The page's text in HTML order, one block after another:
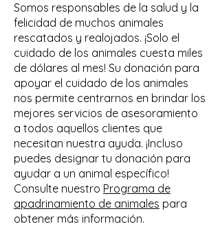
Somos responsables de la salud y la
felicidad de muchos animales
rescatados y realojados. ¡Solo el
cuidado de los animales cuesta miles
de dólares al mes! Su donación para
apoyar el cuidado de los animales
nos permite centrarnos en brindar los
mejores servicios de asesoramiento
a todos aquellos clientes que
necesitan nuestra ayuda. ¡Incluso
puedes designar tu donación para
ayudar a un animal específico!
Consulte nuestro Programa de
apadrinamiento de animales para
obtener más información.